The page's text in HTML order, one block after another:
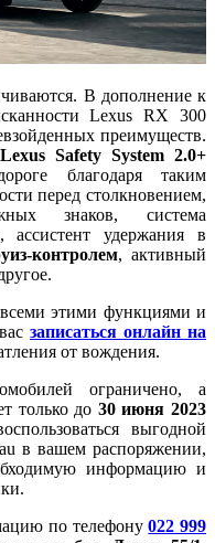
В дополнение к
Lexus RX 300
преимуществ.
Lexus Safety System 2.0+
благодаря таким
перед столкновением,
знаков, система
ассистент удержания в
контролем, активный
этими функциями и
записаться онлайн на
от вождения.
ограничено, а
только до 30 июня 2023
выгодной
в вашем распоряжении,
информацию и
по телефону022 999